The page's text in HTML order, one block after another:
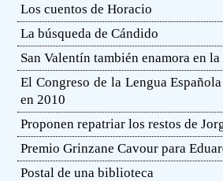
Los cuentos de Horacio
La búsqueda de Cándido
San Valentín también enamora en
El Congreso de la Lengua
en 2010
Proponen repatriar los restos de
Premio Grinzane Cavour para
Postal de una biblioteca